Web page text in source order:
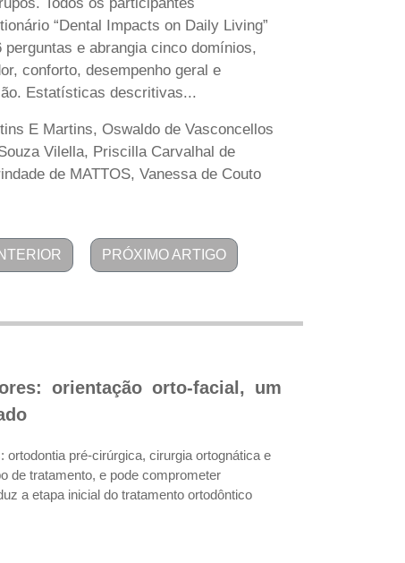
“Dental Impacts on Daily Living”
e abrangia cinco domínios,
conforto, desempenho geral e
Estatísticas descritivas...
E Martins, Oswaldo de Vasconcellos
Vilella, Priscilla Carvalhal de
de MATTOS, Vanessa de Couto
PRÓXIMO ARTIGO
orientação orto-facial, um
pré-cirúrgica, cirurgia ortognática e
de tratamento, e pode comprometer
a etapa inicial do tratamento ortodôntico